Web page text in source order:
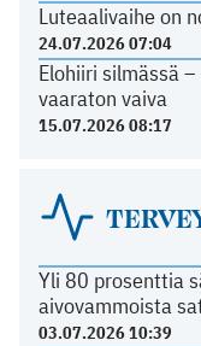
Luteaalivaihe on
24.07.2026 07:04
Elohiiri silmässä
vaaraton vaiva
15.07.2026 08:17
Yli 80 prosenttia
aivovammoista
03.07.2026 10:39